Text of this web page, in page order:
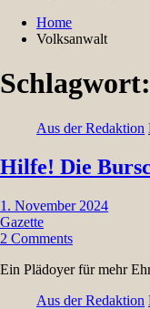
Home
Volksanwalt
Schlagwort:
Aus der Redaktion
Hilfe! Die
1. November 2024
Gazette
2 Comments
Ein Plädoyer für mehr
Aus der Redaktion